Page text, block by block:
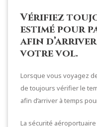
Vérifiez
estimé pour
afin
votre vol.
Lorsque vous voyagez
de toujours vérifier le
afin d’arriver à temps
La sécurité